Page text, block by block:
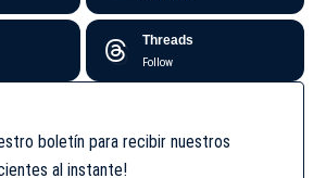
Threads
Follow
boletín para recibir nuestros
al instante!